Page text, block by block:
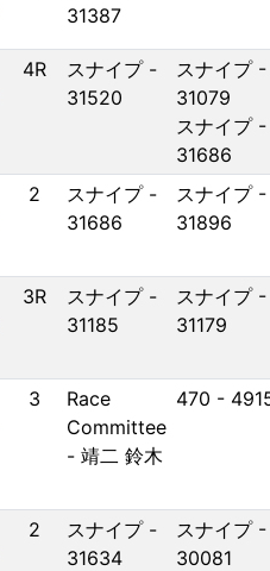
31387
4R
スナイプ -
31520
スナイプ -
31079
スナイプ -
31686
2
スナイプ -
31686
スナイプ -
31896
3R
スナイプ -
31185
スナイプ -
31179
3
Race
Committee
- 靖二 鈴木
470 -
2
スナイプ -
31634
スナイプ -
30081